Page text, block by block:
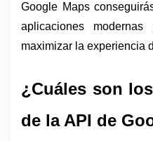
Google Maps
aplicaciones
maximizar la experiencia
¿Cuáles son
de la API de